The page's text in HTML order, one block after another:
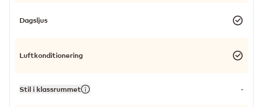
Dagsljus
Luftkonditionering
Stil i klassrummet -